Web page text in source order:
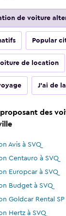
de voiture
Popular
de location
J'ai de
des
Avis à SVQ
Centauro à SVQ
Europcar à SVQ
Budget à SVQ
Goldcar Rental SP
Hertz à SVQ